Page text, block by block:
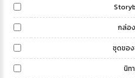
กล่อ
ชุดขอ
นิท